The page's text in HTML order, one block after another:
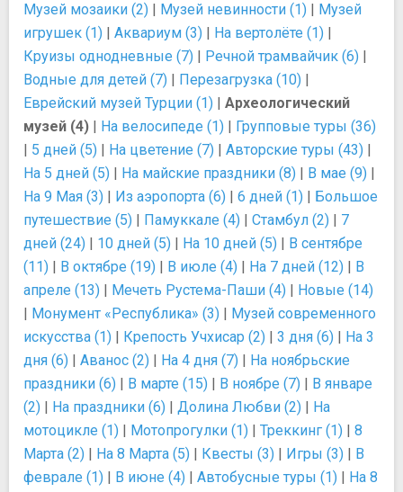
Музей мозаики (2) | Музей невинности (1) | Музей
игрушек (1) | Аквариум (3) | На вертолёте (1) |
Круизы однодневные (7) | Речной трамвайчик (6) |
Водные для детей (7) | Перезагрузка (10) |
Еврейский музей Турции (1) | Археологический
музей (4) | На велосипеде (1) | Групповые туры (36)
| 5 дней (5) | На цветение (7) | Авторские туры (43) |
На 5 дней (5) | На майские праздники (8) | В мае (9) |
На 9 Мая (3) | Из аэропорта (6) | 6 дней (1) | Большое
путешествие (5) | Памуккале (4) | Стамбул (2) | 7
дней (24) | 10 дней (5) | На 10 дней (5) | В сентябре
(11) | В октябре (19) | В июле (4) | На 7 дней (12) | В
апреле (13) | Мечеть Рустема-Паши (4) | Новые (14)
| Монумент «Республика» (3) | Музей современного
искусства (1) | Крепость Учхисар (2) | 3 дня (6) | На 3
дня (6) | Аванос (2) | На 4 дня (7) | На ноябрьские
праздники (6) | В марте (15) | В ноябре (7) | В январе
(2) | На праздники (6) | Долина Любви (2) | На
мотоцикле (1) | Мотопрогулки (1) | Треккинг (1) | 8
Марта (2) | На 8 Марта (5) | Квесты (3) | Игры (3) | В
феврале (1) | В июне (4) | Автобусные туры (1) | На 8